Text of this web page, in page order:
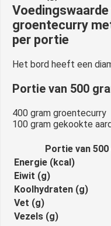
groentecurry
per portie
Het bord heeft een
Portie van 500
400 gram groentecurry
100 gram gekookte
Portie van
Energie (kcal)
Eiwit (g)
Koolhydraten (g)
Vet (g)
Vezels (g)